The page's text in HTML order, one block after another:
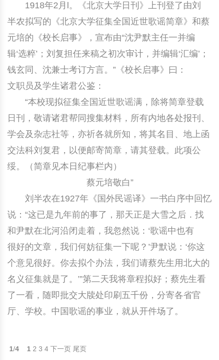
1918年2月l。《北京大学日刊》上刊登了由刘
半农拟写的《北京大学征集全国近世歌谣简章》和蔡
元培的《校长启事》，宣布由“沈尹默主任一并编
辑‘选粹’；刘复担任来稿之初次审计，并编辑‘汇编’；
钱玄同、沈兼士考订方言。”《校长启事》曰：
文职员及学生诸君公鉴：
“本校现拟征集全国近世歌谣满，除将简章登载
日刊，敬请诸君帮同搜集材料，所有内地各处报刊、
学会及杂志社等，亦祈各就所知，将其名目、地上函
交法科刘复君，以便邮寄简章，请其登载。此项公
绥。（简章见本日纪事栏内）
蔡元培敬白”
刘半农在1927年《国外民谣译》一书白序中回忆
说：“这已是九年前的事了，那天正是大雪之后．找
和尹默在北河沿闭走着，我忽然说：‘歌谣中也有
很好的文章，我们何妨征集一下呢？’尹默说：‘你这
个意见很好。你去拟个办法，我们请蔡先生用北大的
名义征集就是了。’”第二天我将章程拟好；蔡先生看
了一看，随即批交大牍处印刷五千份，分寄各省官
厅、学校。中国歌谣的事业，就从开件场了。
1/4 1 2 3 4 下一页 尾页